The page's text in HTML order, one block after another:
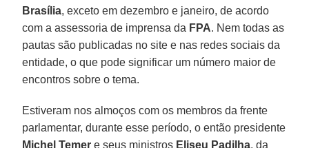
Brasília, exceto em dezembro e janeiro, de acordo
com a assessoria de imprensa da FPA. Nem todas as
pautas são publicadas no site e nas redes sociais da
entidade, o que pode significar um número maior de
encontros sobre o tema.
Estiveram nos almoços com os membros da frente
parlamentar, durante esse período, o então presidente
Michel Temer e seus ministros Eliseu Padilha, da